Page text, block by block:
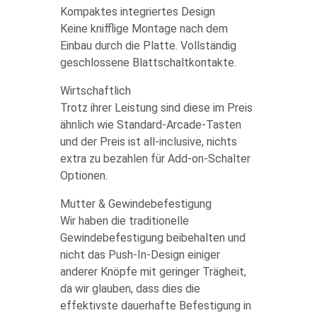
Kompaktes integriertes Design
Keine knifflige Montage nach dem
Einbau durch die Platte. Vollständig
geschlossene Blattschaltkontakte.
Wirtschaftlich
Trotz ihrer Leistung sind diese im Preis
ähnlich wie Standard-Arcade-Tasten
und der Preis ist all-inclusive, nichts
extra zu bezahlen für Add-on-Schalter
Optionen.
Mutter & Gewindebefestigung
Wir haben die traditionelle
Gewindebefestigung beibehalten und
nicht das Push-In-Design einiger
anderer Knöpfe mit geringer Trägheit,
da wir glauben, dass dies die
effektivste dauerhafte Befestigung in